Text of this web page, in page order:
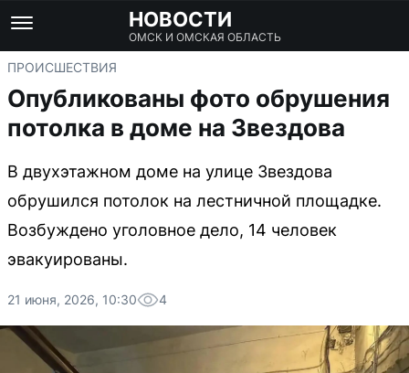
НОВОСТИ
ОМСК И ОМСКАЯ ОБЛАСТЬ
ПРОИСШЕСТВИЯ
Опубликованы фото обрушения
потолка в доме на Звездова
В двухэтажном доме на улице Звездова
обрушился потолок на лестничной площадке.
Возбуждено уголовное дело, 14 человек
эвакуированы.
21 июня, 2026, 10:30 4